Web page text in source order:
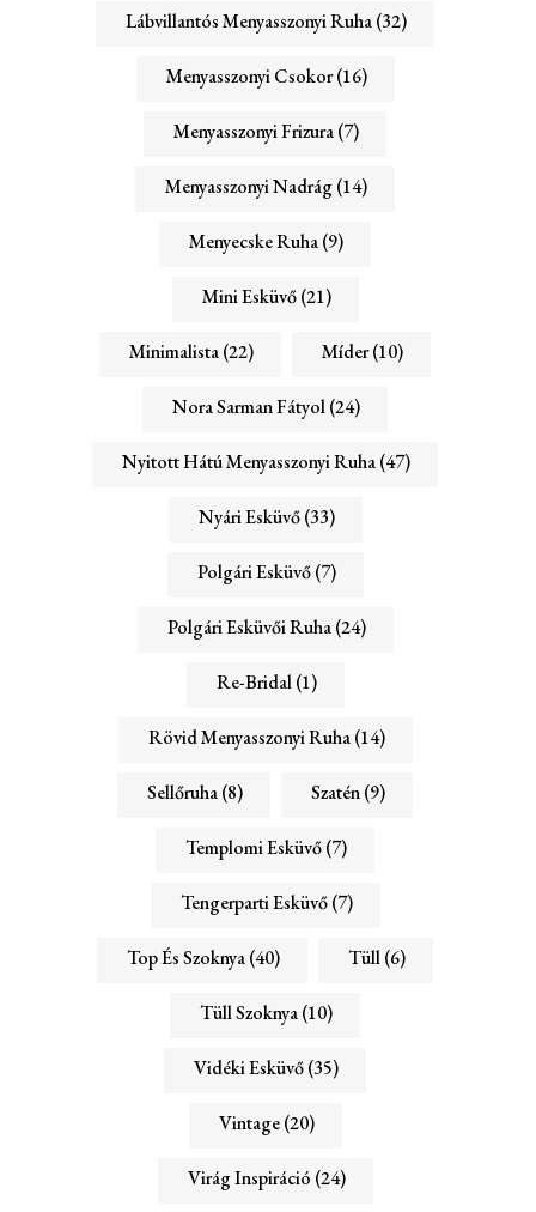
Lábvillantós Menyasszonyi Ruha(32)
Menyasszonyi Csokor(16)
Menyasszonyi Frizura(7)
Menyasszonyi Nadrág(14)
Menyecske Ruha(9)
Mini Esküvő(21)
Minimalista(22) Míder(10)
Nora Sarman Fátyol(24)
Nyitott Hátú Menyasszonyi Ruha(47)
Nyári Esküvő(33)
Polgári Esküvő(7)
Polgári Esküvői Ruha(24)
Re-Bridal(1)
Rövid Menyasszonyi Ruha(14)
Sellőruha(8) Szatén(9)
Templomi Esküvő(7)
Tengerparti Esküvő(7)
Top És Szoknya(40) Tüll(6)
Tüll Szoknya(10)
Vidéki Esküvő(35)
Vintage(20)
Virág Inspiráció (24)